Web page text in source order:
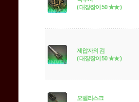
( 대장장이 50 ★★ )
제압자의 검
( 대장장이 50 ★★ )
오벨리스크